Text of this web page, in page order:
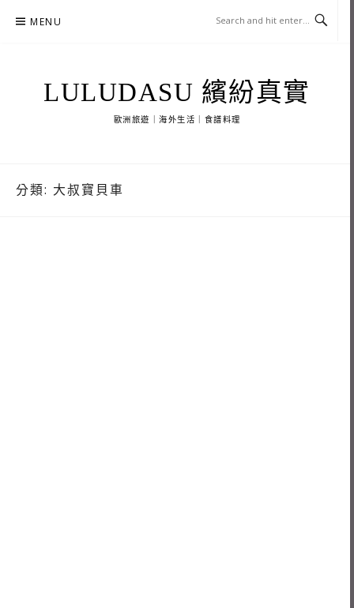
MENU
LULUDASU 繽紛真實
歐洲旅遊｜海外生活｜食譜料理
分類: 大叔寶貝車